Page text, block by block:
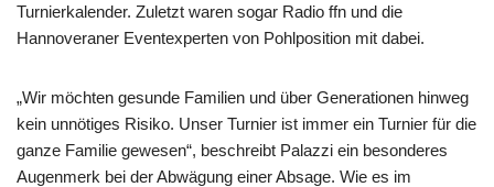
Turnierkalender. Zuletzt waren sogar Radio ffn und die
Hannoveraner Eventexperten von Pohlposition mit dabei.
„Wir möchten gesunde Familien und über Generationen hinweg
kein unnötiges Risiko. Unser Turnier ist immer ein Turnier für die
ganze Familie gewesen“, beschreibt Palazzi ein besonderes
Augenmerk bei der Abwägung einer Absage. Wie es im